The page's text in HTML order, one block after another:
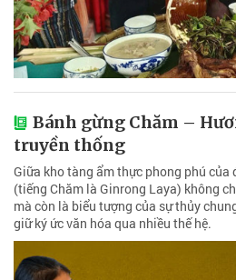
Bánh gừng Chăm –
truyền thống
Giữa kho tàng ẩm thực phong phú của
(tiếng Chăm là Ginrong Laya) không
mà còn là biểu tượng của sự thủy
giữ ký ức văn hóa qua nhiều thế hệ.